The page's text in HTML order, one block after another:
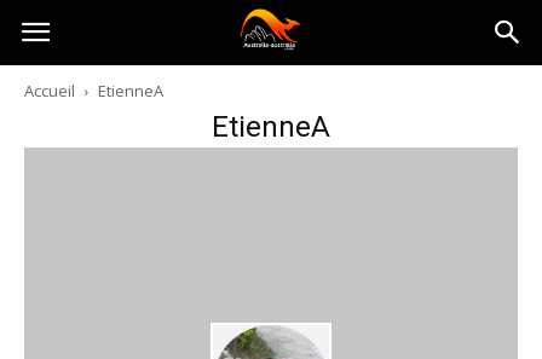
Australia-
australie.com
Accueil EtienneA
EtienneA